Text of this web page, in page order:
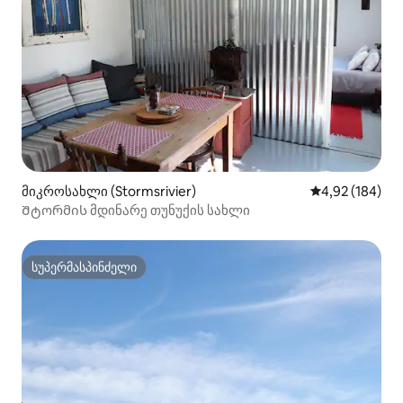
მიკროსახლი (Stormsrivier) საშუალო
4,92 (184)
Შტორმის მდინარე თუნუქის სახლი
სუპერმასპინძელი
სუპერმასპინძელი